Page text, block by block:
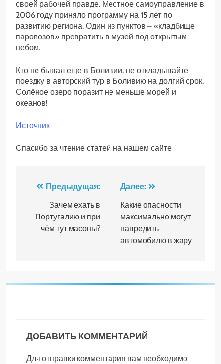
своей рабочей правде. Местное самоуправление в
2006 году приняло программу на 15 лет по
развитию региона. Один из пунктов – «кладбище
паровозов» превратить в музей под открытым
небом.
Кто не бывал еще в Боливии, не откладывайте
поездку в авторский тур в Боливию на долгий срок.
Солёное озеро поразит не меньше морей и
океанов!
Источник
Спасибо за чтение статей на нашем сайте
Навигация
записям
Предыдущая:
Зачем ехать в
Португалию и при
чём тут масоны?
Далее:
Какие опасности
максимально могут
навредить
автомобилю в жару
ДОБАВИТЬ КОММЕНТАРИЙ
Для отправки комментария вам необходимо